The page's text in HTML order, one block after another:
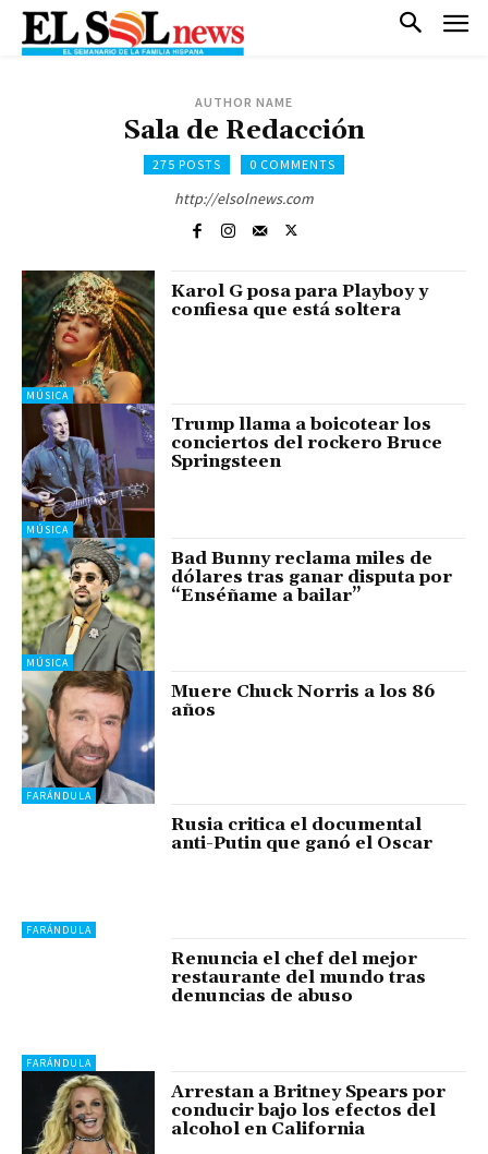
AUTHOR NAME
Sala de Redacción
275 POSTS 0 COMMENTS
http://elsolnews.com
MÚSICA
Karol G posa para Playboy y
confiesa que está soltera
MÚSICA
Trump llama a boicotear los
conciertos del rockero Bruce
Springsteen
MÚSICA
Bad Bunny reclama miles de
dólares tras ganar disputa por
“Enséñame a bailar”
FARÁNDULA
Muere Chuck Norris a los 86
años
FARÁNDULA
Rusia critica el documental
anti-Putin que ganó el Oscar
FARÁNDULA
Renuncia el chef del mejor
restaurante del mundo tras
denuncias de abuso
Arrestan a Britney Spears por
conducir bajo los efectos del
alcohol en California